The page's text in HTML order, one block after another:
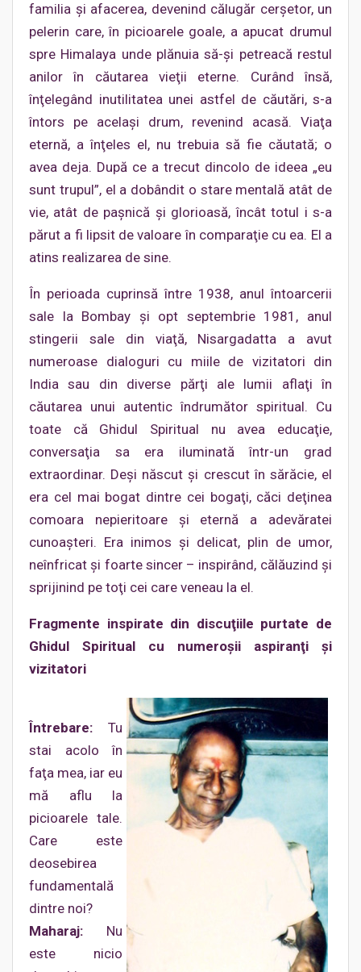
familia şi afacerea, devenind călugăr cerşetor, un
pelerin care, în picioarele goale, a apucat drumul
spre Himalaya unde plănuia să-şi petreacă restul
anilor în căutarea vieţii eterne. Curând însă,
înţelegând inutilitatea unei astfel de căutări, s-a
întors pe acelaşi drum, revenind acasă. Viaţa
eternă, a înţeles el, nu trebuia să fie căutată; o
avea deja. După ce a trecut dincolo de ideea „eu
sunt trupul”, el a dobândit o stare mentală atât de
vie, atât de paşnică şi glorioasă, încât totul i s-a
părut a fi lipsit de valoare în comparaţie cu ea. El a
atins realizarea de sine.
În perioada cuprinsă între 1938, anul întoarcerii
sale la Bombay şi opt septembrie 1981, anul
stingerii sale din viaţă, Nisargadatta a avut
numeroase dialoguri cu miile de vizitatori din
India sau din diverse părţi ale lumii aflaţi în
căutarea unui autentic îndrumător spiritual. Cu
toate că Ghidul Spiritual nu avea educaţie,
conversaţia sa era iluminată într-un grad
extraordinar. Deşi născut şi crescut în sărăcie, el
era cel mai bogat dintre cei bogaţi, căci deţinea
comoara nepieritoare şi eternă a adevăratei
cunoaşteri. Era inimos şi delicat, plin de umor,
neînfricat şi foarte sincer – inspirând, călăuzind şi
sprijinind pe toţi cei care veneau la el.
Fragmente inspirate din discuţiile purtate de
Ghidul Spiritual cu numeroşii aspiranţi şi
vizitatori
Întrebare: Tu
stai acolo în
faţa mea, iar eu
mă aflu la
picioarele tale.
Care este
deosebirea
fundamentală
dintre noi?
Maharaj: Nu
este nicio